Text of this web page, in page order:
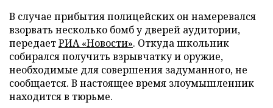
В случае прибытия полицейских он намеревался
взорвать несколько бомб у дверей аудитории,
передаетРИА «Новости». Откуда школьник
собирался получить взрывчатку и оружие,
необходимые для совершения задуманного, не
сообщается. В настоящее время злоумышленник
находится в тюрьме.